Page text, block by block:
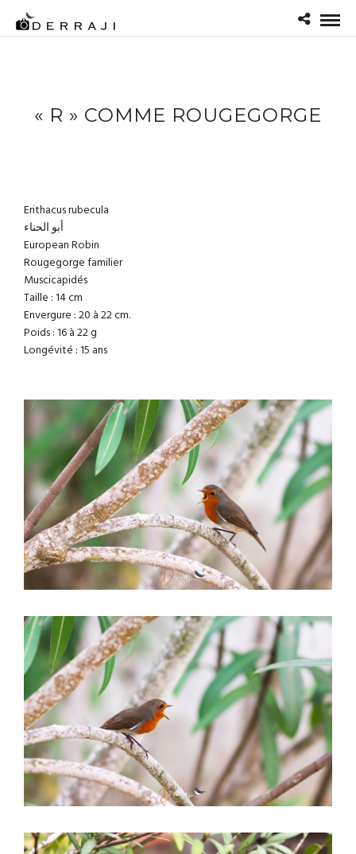
« R » COMME ROUGEGORGE
Erithacus rubecula
أبو الحناء
European Robin
Rougegorge familier
Muscicapidés
Taille : 14 cm
Envergure : 20 à 22 cm.
Poids : 16 à 22 g
Longévité : 15 ans